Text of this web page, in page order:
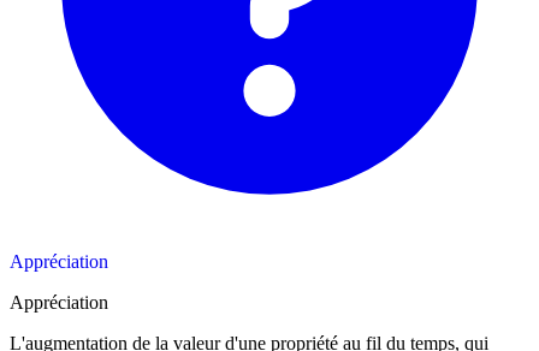
Appréciation
Appréciation
L'augmentation de la valeur d'une propriété au fil du temps, qui